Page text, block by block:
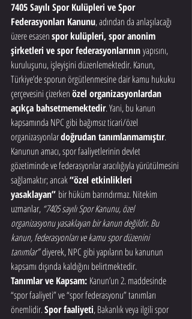
7405 Sayılı Spor Kulüpleri ve Spor
Federasyonları Kanunu, adından da anlaşılacağı
üzere esasen spor kulüpleri, spor anonim
şirketleri ve spor federasyonlarının yapısını,
kuruluşunu, işleyişini düzenlemektedir. Kanun,
Türkiye’de sporun örgütlenmesine dair kamu hukuku
çerçevesini çizerken özel organizasyonlardan
açıkça bahsetmemektedir. Yani, bu kanun
kapsamında NPC gibi bağımsız ticari/özel
organizasyonlar doğrudan tanımlanmamıştır.
Kanunun amacı, spor faaliyetlerinin devlet
gözetiminde ve federasyonlar aracılığıyla yürütülmesini
sağlamaktır; ancak “özel etkinlikleri
yasaklayan” bir hüküm barındırmaz. Nitekim
uzmanlar, “7405 sayılı Spor Kanunu, özel
organizasyonu yasaklayan bir kanun değildir. Bu
kanun, federasyonları ve kamu spor düzenini
tanımlar” diyerek, NPC gibi yapıların bu kanunun
kapsamı dışında kaldığını belirtmektedir.
Tanımlar ve Kapsam: Kanun’un 2. maddesinde
“spor faaliyeti” ve “spor federasyonu” tanımları
önemlidir. Spor faaliyeti, Bakanlık veya ilgili spor